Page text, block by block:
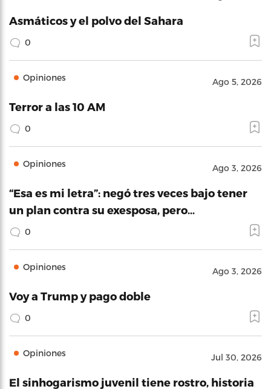
Asmáticos y el polvo del Sahara
0
Opiniones Ago 5, 2026
Terror a las 10 AM
0
Opiniones Ago 3, 2026
“Esa es mi letra”: negó tres veces bajo tener
un plan contra su exesposa, pero…
0
Opiniones Ago 3, 2026
Voy a Trump y pago doble
0
Opiniones Jul 30, 2026
El sinhogarismo juvenil tiene rostro, historia